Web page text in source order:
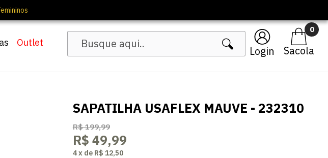
Login
0
Outlet
SAPATILHA USAFLEX MAUVE - 232310
R$ 199,99
R$ 49,99
4x de R$ 12,50